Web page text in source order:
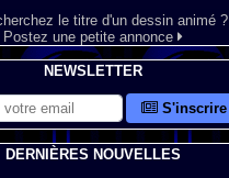
le titre d'un dessin animé ?
Postez une petite annonce
NEWSLETTER
S'inscrire
DERNIÈRES NOUVELLES